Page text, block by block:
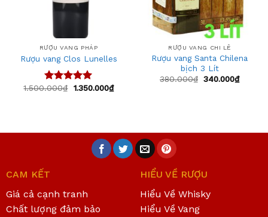
RƯỢU VANG PHÁP
Rượu vang Clos Lunelles
Được xếp
1.500.000₫ 1.350.000₫
RƯỢU VANG CHI LÊ
Rượu vang Santa Chilena
bịch 3 Lít
380.000₫ 340.000₫
CAM KẾT
Giá cả cạnh tranh
Chất lượng đảm bảo
HIỂU VỀ RƯỢU
Hiểu Về Whisky
Hiểu Về Vang